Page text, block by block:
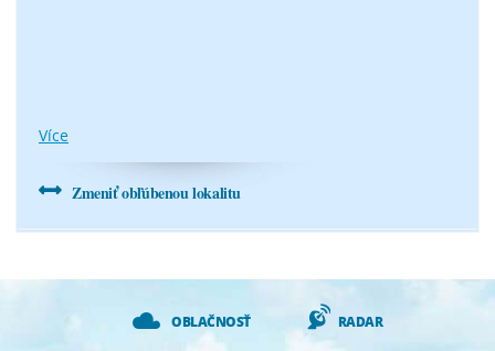
Více
Zmeniť obľúbenou lokalitu
OBLAČNOSŤ RADAR